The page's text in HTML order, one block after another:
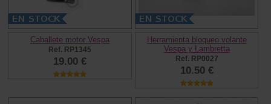
Caballete motor Vespa
Ref. RP1345
19.00 €
Herramienta bloqueo volante
Vespa y Lambretta
Ref. RP0027
10.50 €